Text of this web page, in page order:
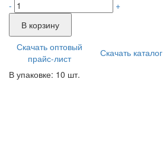
-
+
В корзину
Скачать оптовый
прайс-лист
Скачать каталог
В упаковке: 10 шт.